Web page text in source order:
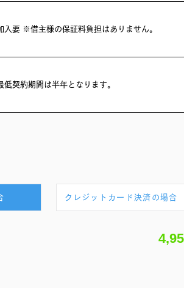
入要 ※借主様の保証料負担はありません。
低契約期間は半年となります。
クレジットカード決済の場合